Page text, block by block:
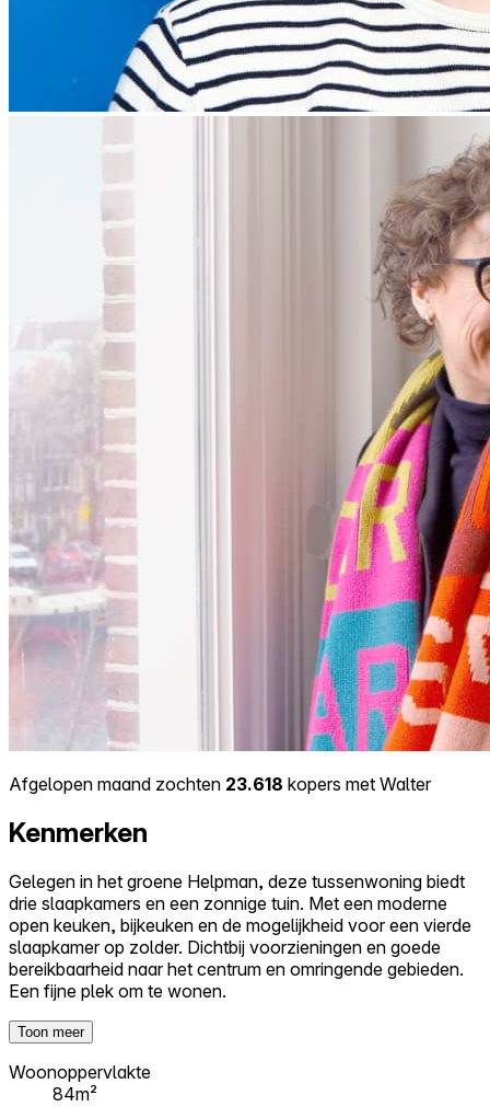
Afgelopen maand zochten 23.618 kopers met Walter
Kenmerken
Gelegen in het groene Helpman, deze tussenwoning biedt
drie slaapkamers en een zonnige tuin. Met een moderne
open keuken, bijkeuken en de mogelijkheid voor een vierde
slaapkamer op zolder. Dichtbij voorzieningen en goede
bereikbaarheid naar het centrum en omringende gebieden.
Een fijne plek om te wonen.
Toon meer
Woonoppervlakte
84m²